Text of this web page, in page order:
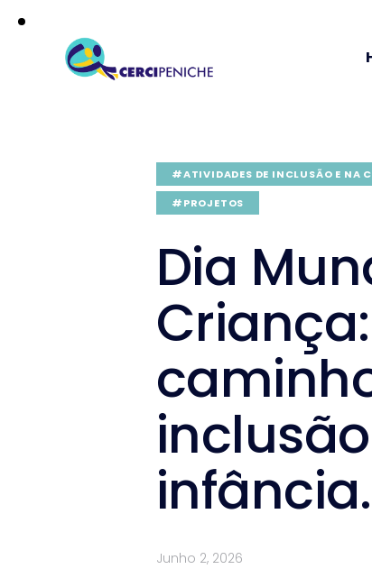
#ATIVIDADES DE INCLUSÃO E NA
#PROJETOS
Dia
infância.
Junho 2, 2026